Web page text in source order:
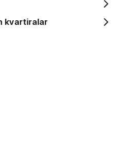
kvartiralar